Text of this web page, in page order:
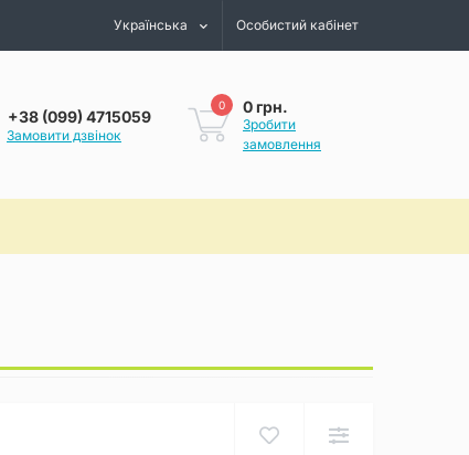
Українська Особистий кабінет
+38 (099) 4715059
Замовити дзвінок
0 0 грн.
Зробити
замовлення